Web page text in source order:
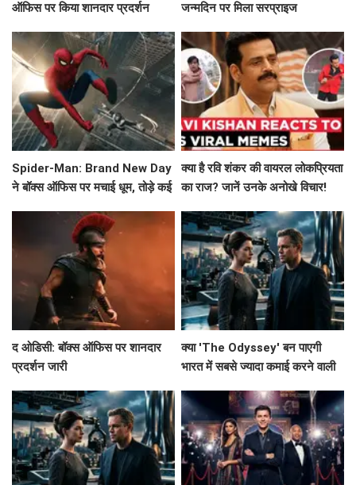
ऑफिस पर किया शानदार प्रदर्शन
जन्मदिन पर मिला सरप्राइज
Spider-Man: Brand New Day
ने बॉक्स ऑफिस पर मचाई धूम, तोड़े कई
क्या है रवि शंकर की वायरल लोकप्रियता
का राज? जानें उनके अनोखे विचार!
द ओडिसी: बॉक्स ऑफिस पर शानदार
प्रदर्शन जारी
क्या 'The Odyssey' बन पाएगी
भारत में सबसे ज्यादा कमाई करने वाली